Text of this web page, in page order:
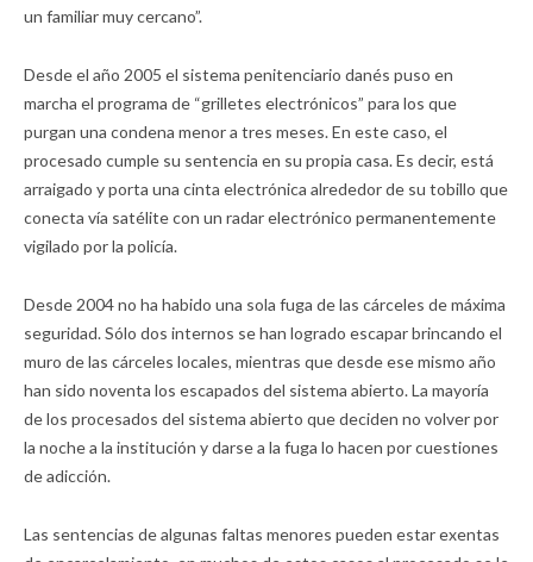
un familiar muy cercano”.
Desde el año 2005 el sistema penitenciario danés puso en
marcha el programa de “grilletes electrónicos” para los que
purgan una condena menor a tres meses. En este caso, el
procesado cumple su sentencia en su propia casa. Es decir, está
arraigado y porta una cinta electrónica alrededor de su tobillo que
conecta vía satélite con un radar electrónico permanentemente
vigilado por la policía.
Desde 2004 no ha habido una sola fuga de las cárceles de máxima
seguridad. Sólo dos internos se han logrado escapar brincando el
muro de las cárceles locales, mientras que desde ese mismo año
han sido noventa los escapados del sistema abierto. La mayoría
de los procesados del sistema abierto que deciden no volver por
la noche a la institución y darse a la fuga lo hacen por cuestiones
de adicción.
Las sentencias de algunas faltas menores pueden estar exentas